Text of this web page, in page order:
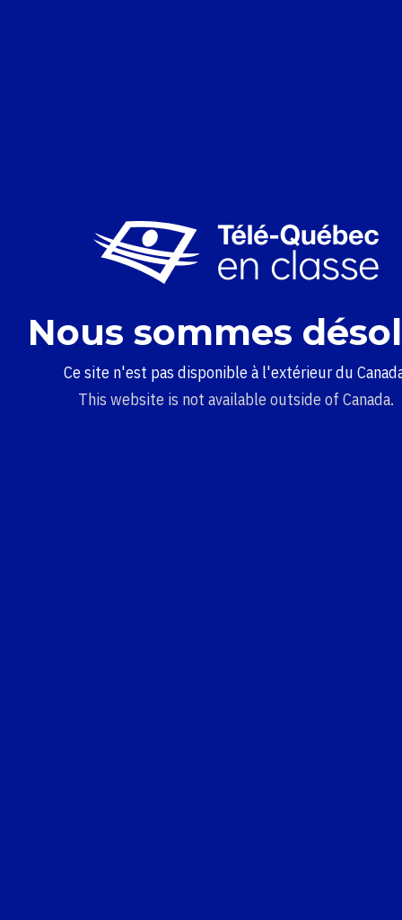
Nous sommes
Ce site n'est pas disponible à l'extérieur du
This website is not available outside of Canada.